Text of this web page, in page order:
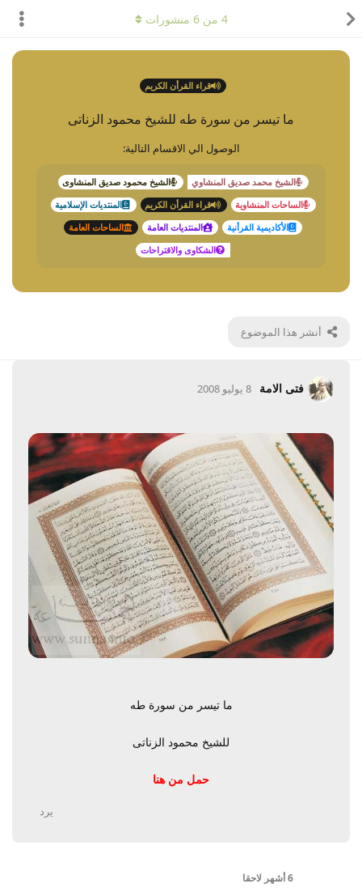
قراء القرأن الكريم
ما تيسر من سورة طه للشيخ محمود الزناتى
الوصول الي الاقسام التالية:
الشيخ محمد صديق المنشاوي
الشيخ محمود صديق المنشاوى
الساحات المنشاوية
قراء القرأن الكريم
المنتديات الإسلامية
الأكاديمية القرأنية
المنتديات العامة
الساحات العامة
الشكاوى والاقتراحات
أنشر هذا الموضوع
4 من6 منشورات
فتى الامة 8 يوليو 2008
ما تيسر من سورة طه
للشيخ محمود الزناتى
حمل من هنا
يرد
6 أشهر لاحقا